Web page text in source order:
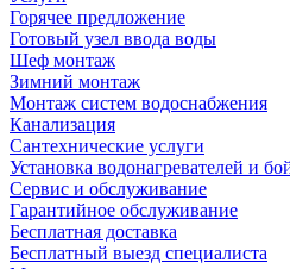
Горячее предложение
Готовый узел ввода воды
Шеф монтаж
Зимний монтаж
Монтаж систем водоснабжения
Канализация
Сантехнические услуги
Установка водонагревателей и
Сервис и обслуживание
Гарантийное обслуживание
Бесплатная доставка
Бесплатный выезд специалиста